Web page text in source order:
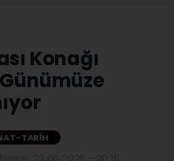
Konağı
TARIH